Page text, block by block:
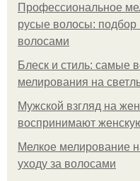
Профессиональное
русые волосы: подбор
волосами
Блеск и стиль: самые
мелирования на
Мужской взгляд на
воспринимают
Мелкое мелирование
уходу за волосами